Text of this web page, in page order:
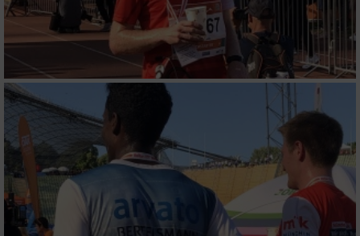
Verwendung reduzierter Daten zur Auswahl
von Inhalten
Verwendung genauer Standortdaten
Geräte anhand von aktiv angeforderten
Informationen identifizieren
Nicht-IAB-Verarbeitungszwecke:
Notwendig